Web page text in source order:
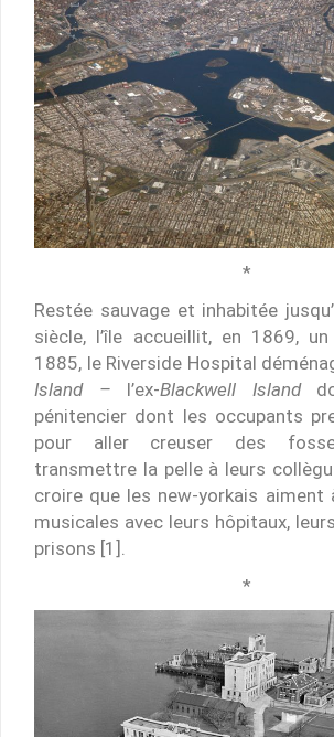
*
Restée sauvage et inhabitée
siècle, l’île accueillit, en 1869,
1885, le Riverside Hospital
Island – l’ex-Blackwell Island
pénitencier dont les occupants
pour aller creuser des
transmettre la pelle à leurs
croire que les new-yorkais aiment
musicales avec leurs hôpitaux,
prisons [1].
*